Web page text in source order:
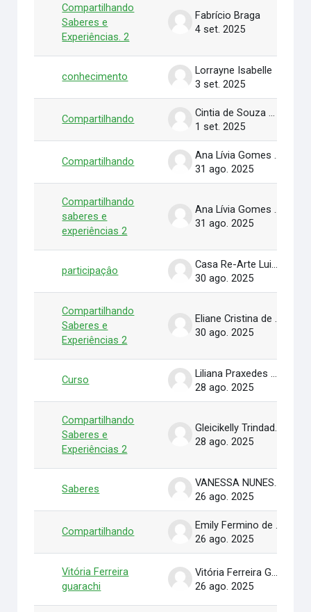
Compartilhando
Saberes e
Experiências. 2
Fabrício Braga
4 set. 2025
conhecimento
Lorrayne Isabelle
3 set. 2025
Compartilhando
Cintia de Souza Muniz
1 set. 2025
Compartilhando
Ana Lívia Gomes de Sá
31 ago. 2025
Compartilhando
saberes e
experiências 2
Ana Lívia Gomes de Sá
31 ago. 2025
participaçâo
Casa Re-Arte Luis Adriano Romero Rodriguez
30 ago. 2025
Compartilhando
Saberes e
Experiências 2
Eliane Cristina de Araújo
30 ago. 2025
Curso
Liliana Praxedes da conceição
28 ago. 2025
Compartilhando
Saberes e
Experiências 2
Gleicikelly Trindade dos Santos
28 ago. 2025
Saberes
VANESSA NUNES RUFINO VIEIRA
26 ago. 2025
Compartilhando
Emily Fermino de Macedo
26 ago. 2025
Vitória Ferreira
guarachi
Vitória Ferreira Guarachi
26 ago. 2025